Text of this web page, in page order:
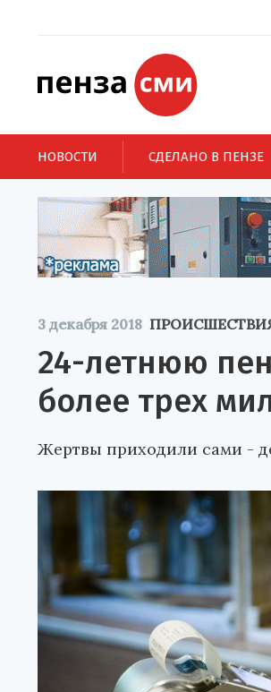
НОВОСТИ СДЕЛАНО В ПЕНЗЕ
3 декабря 2018
24-летнюю
более трех
Жертвы приходили сами -